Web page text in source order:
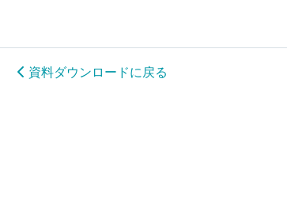
資料ダウンロードに戻る